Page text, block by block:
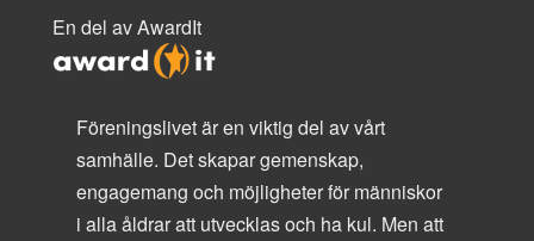
En del av AwardIt
Föreningslivet är en viktig del av vårt
samhälle. Det skapar gemenskap,
engagemang och möjligheter för människor
i alla åldrar att utvecklas och ha kul. Men att